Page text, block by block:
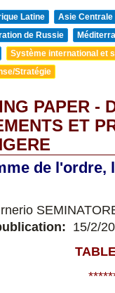
Latine
Asie Centrale
de Russie
Système international et
Stratégie
PAPER -
ET
de l'ordre,
15/2/